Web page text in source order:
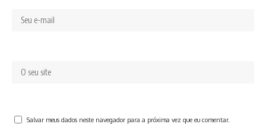
Salvar meus dados neste navegador para a próxima vez que eu comentar.